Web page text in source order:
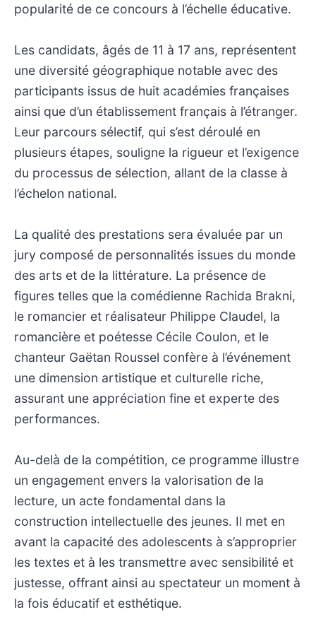
popularité de ce concours à l’échelle éducative.
Les candidats, âgés de 11 à 17 ans, représentent
une diversité géographique notable avec des
participants issus de huit académies françaises
ainsi que d’un établissement français à l’étranger.
Leur parcours sélectif, qui s’est déroulé en
plusieurs étapes, souligne la rigueur et l’exigence
du processus de sélection, allant de la classe à
l’échelon national.
La qualité des prestations sera évaluée par un
jury composé de personnalités issues du monde
des arts et de la littérature. La présence de
figures telles que la comédienne Rachida Brakni,
le romancier et réalisateur Philippe Claudel, la
romancière et poétesse Cécile Coulon, et le
chanteur Gaëtan Roussel confère à l’événement
une dimension artistique et culturelle riche,
assurant une appréciation fine et experte des
performances.
Au-delà de la compétition, ce programme illustre
un engagement envers la valorisation de la
lecture, un acte fondamental dans la
construction intellectuelle des jeunes. Il met en
avant la capacité des adolescents à s’approprier
les textes et à les transmettre avec sensibilité et
justesse, offrant ainsi au spectateur un moment à
la fois éducatif et esthétique.